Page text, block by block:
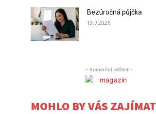
Bezúročná půjčka
19.7.2026
- Komerční sdělení -
MOHLO BY VÁS ZAJÍMAT